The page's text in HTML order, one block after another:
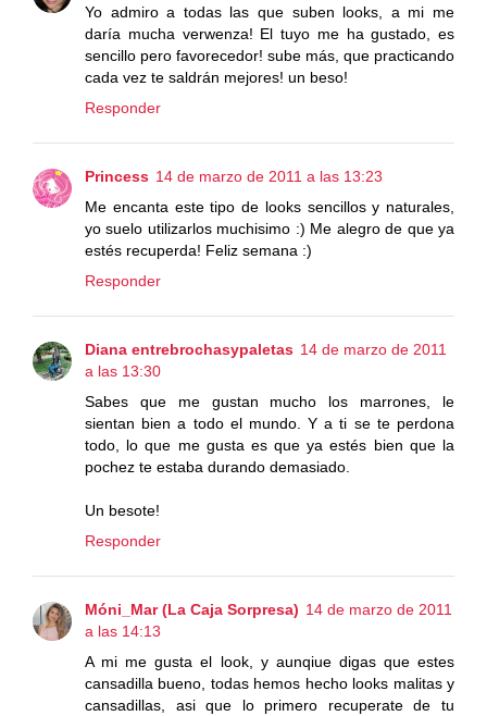
Yo admiro a todas las que suben looks, a mi me
daría mucha verwenza! El tuyo me ha gustado, es
sencillo pero favorecedor! sube más, que practicando
cada vez te saldrán mejores! un beso!
Responder
Princess 14 de marzo de 2011 a las 13:23
Me encanta este tipo de looks sencillos y naturales,
yo suelo utilizarlos muchisimo :) Me alegro de que ya
estés recuperda! Feliz semana :)
Responder
Diana entrebrochasypaletas 14 de marzo de 2011
a las 13:30
Sabes que me gustan mucho los marrones, le
sientan bien a todo el mundo. Y a ti se te perdona
todo, lo que me gusta es que ya estés bien que la
pochez te estaba durando demasiado.
Un besote!
Responder
Móni_Mar (La Caja Sorpresa) 14 de marzo de 2011
a las 14:13
A mi me gusta el look, y aunqiue digas que estes
cansadilla bueno, todas hemos hecho looks malitas y
cansadillas, asi que lo primero recuperate de tu